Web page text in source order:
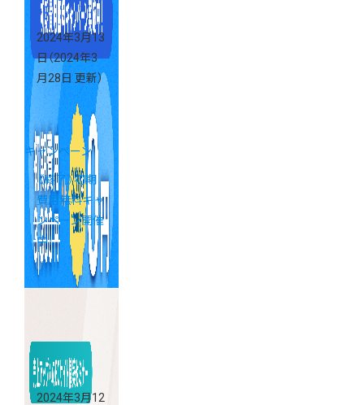
2024年3月13
日（2024年3
月28日 更新）
キャンペーン
《終了》初期
費用無料キャ
ンペーン開催
中！
2024年3月12